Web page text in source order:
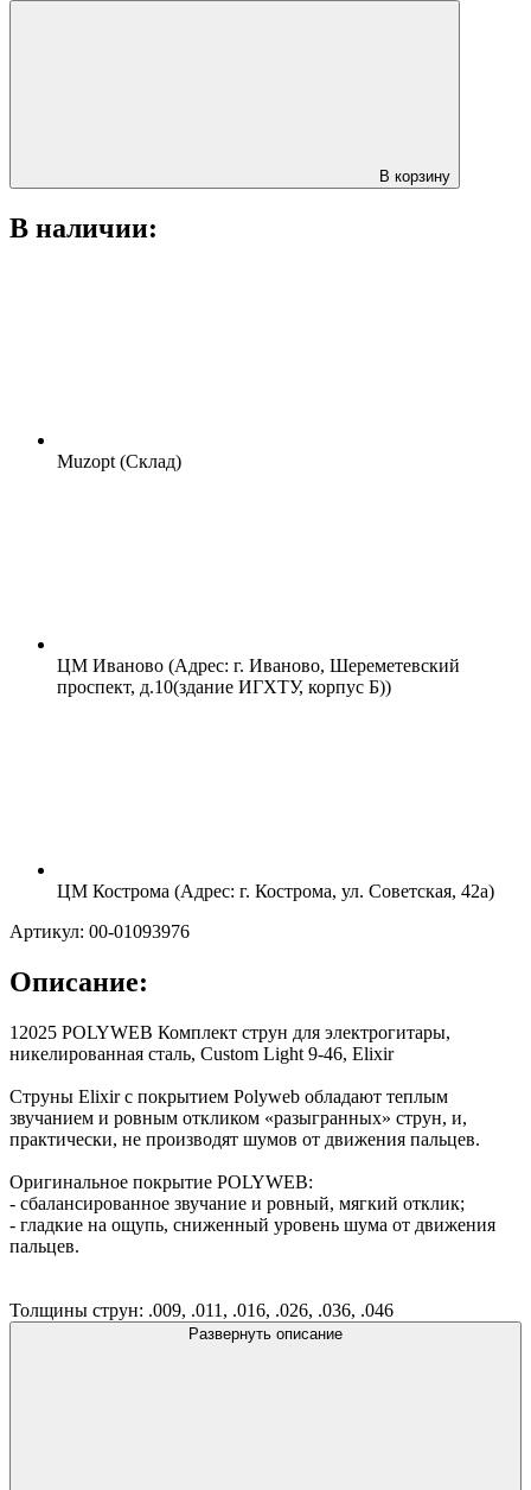
В корзину
В наличии:
Muzopt (Склад)
ЦМ Иваново (Адрес: г. Иваново, Шереметевский
проспект, д.10(здание ИГХТУ, корпус Б))
ЦМ Кострома (Адрес: г. Кострома, ул. Советская, 42а)
Артикул: 00-01093976
Описание:
12025 POLYWEB Комплект струн для электрогитары,
никелированная сталь, Custom Light 9-46, Elixir
Струны Elixir с покрытием Polyweb обладают теплым
звучанием и ровным откликом «разыгранных» струн, и,
практически, не производят шумов от движения пальцев.
Оригинальное покрытие POLYWEB:
- сбалансированное звучание и ровный, мягкий отклик;
- гладкие на ощупь, сниженный уровень шума от движения
пальцев.
Толщины струн: .009, .011, .016, .026, .036, .046
Развернуть описание